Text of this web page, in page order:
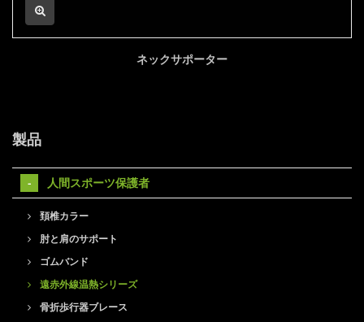
ネックサポーター
製品
人間スポーツ保護者
頚椎カラー
肘と肩のサポート
ゴムバンド
遠赤外線温熱シリーズ
骨折歩行器ブレース